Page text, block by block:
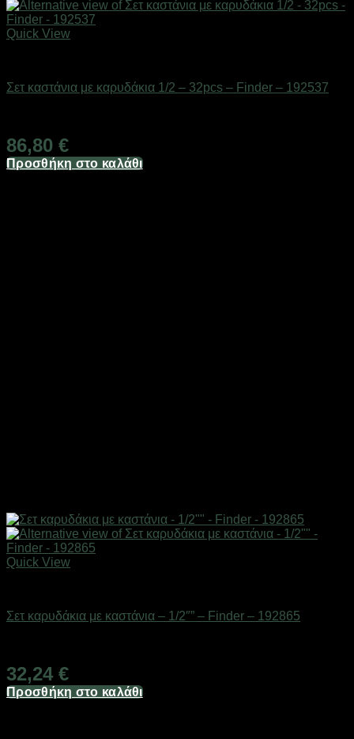
Quick View
Σετ καστάνια με καρυδάκια 1/2 – 32pcs – Finder – 192537
86,80 €
Προσθήκη στο καλάθι
Quick View
Σετ καρυδάκια με καστάνια – 1/2″” – Finder – 192865
32,24 €
Προσθήκη στο καλάθι